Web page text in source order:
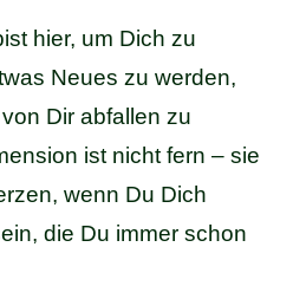
hier, um Dich zu
Neues zu werden,
Dir abfallen zu
ist nicht fern – sie
wenn Du Dich
die Du immer schon